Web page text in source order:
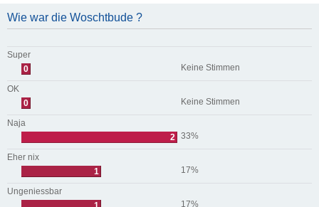
Wie war die Woschtbude ?
Super
0
Keine Stimmen
OK
0
Keine Stimmen
Naja
2
33%
Eher nix
1
17%
Ungeniessbar
17%